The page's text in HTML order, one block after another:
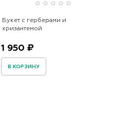
Букет с герберами и
хризантемой
1 950 ₽
В КОРЗИНУ